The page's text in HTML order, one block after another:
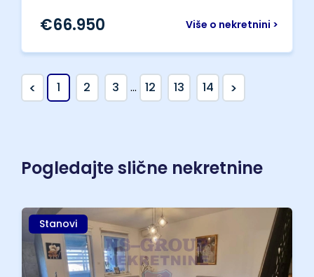
Više o nekretnini >
€66.950
< 1 2 3 ... 12 13 14 >
Pogledajte slične nekretnine
Stanovi